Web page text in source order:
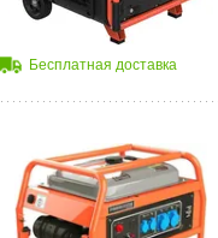
Бесплатная доставка